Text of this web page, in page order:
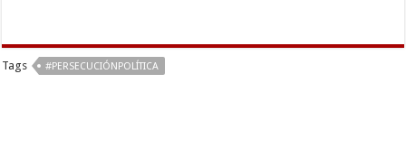
Tags #PERSECUCIÓNPOLÍTICA